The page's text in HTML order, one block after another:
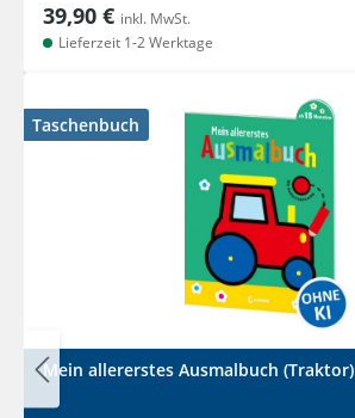
39,90 € inkl. MwSt.
Lieferzeit 1-2 Werktage
Taschenbuch
Mein allererstes Ausmalbuch (Traktor)